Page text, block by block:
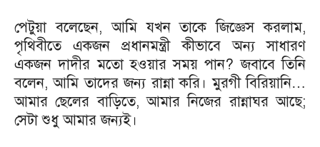
পেটুয়া বলেছেন, আমি যখন তাকে জিজ্ঞেস করলাম,
পৃথিবীতে একজন প্রধানমন্ত্রী কীভাবে অন্য সাধারণ
একজন দাদীর মতো হওয়ার সময় পান? জবাবে তিনি
বলেন, আমি তাদের জন্য রান্না করি। মুরগী বিরিয়ানি…
আমার ছেলের বাড়িতে, আমার নিজের রান্নাঘর আছে;
সেটা শুধু আমার জন্যই।